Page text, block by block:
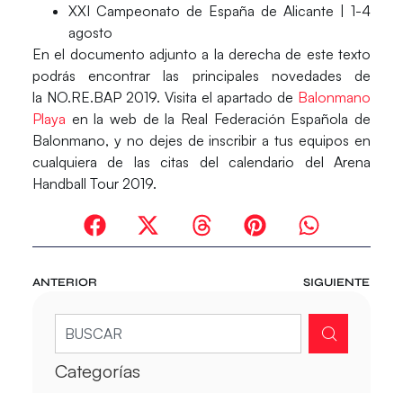
XXI Campeonato de España de Alicante | 1-4
agosto
En el documento adjunto a la derecha de este texto
podrás encontrar las principales novedades de
la NO.RE.BAP 2019. Visita el apartado de Balonmano
Playa en la web de la Real Federación Española de
Balonmano, y no dejes de inscribir a tus equipos en
cualquiera de las citas del calendario del Arena
Handball Tour 2019.
ANTERIOR SIGUIENTE
Categorías